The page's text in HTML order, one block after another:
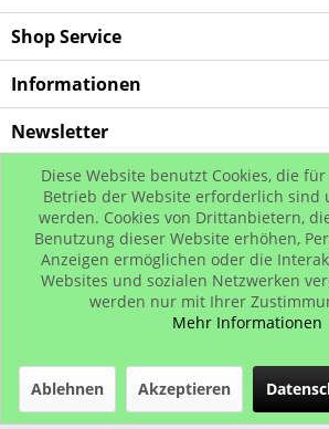
Shop Service
Informationen
Newsletter
* Alle Preise inkl. gesetzl. Mehrwertsteuer zzgl.
anders beschrieben
© www.urban-street-
Diese Website benutzt Cookies, die
Betrieb der Website erforderlich sind
werden. Cookies von Drittanbietern,
Benutzung dieser Website erhöhen,
Anzeigen ermöglichen oder die
Websites und sozialen Netzwerken
werden nur mit Ihrer
Mehr Informationen
Ablehnen Akzeptieren